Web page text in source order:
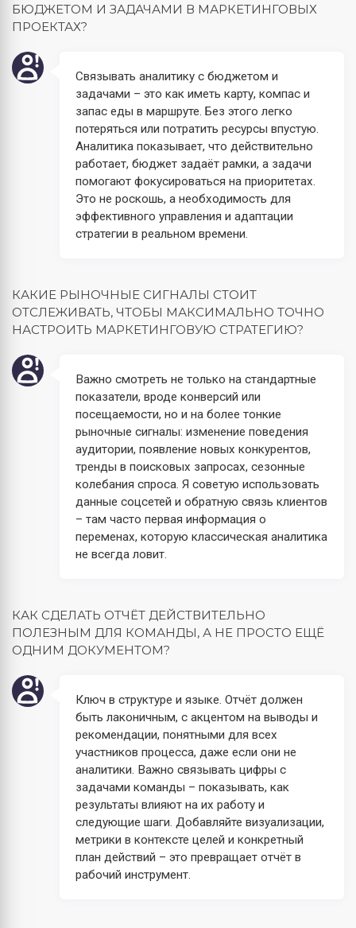
БЮДЖЕТОМ И ЗАДАЧАМИ В МАРКЕТИНГОВЫХ
ПРОЕКТАХ?
Связывать аналитику с бюджетом и
задачами – это как иметь карту, компас и
запас еды в маршруте. Без этого легко
потеряться или потратить ресурсы впустую.
Аналитика показывает, что действительно
работает, бюджет задаёт рамки, а задачи
помогают фокусироваться на приоритетах.
Это не роскошь, а необходимость для
эффективного управления и адаптации
стратегии в реальном времени.
КАКИЕ РЫНОЧНЫЕ СИГНАЛЫ СТОИТ
ОТСЛЕЖИВАТЬ, ЧТОБЫ МАКСИМАЛЬНО ТОЧНО
НАСТРОИТЬ МАРКЕТИНГОВУЮ СТРАТЕГИЮ?
Важно смотреть не только на стандартные
показатели, вроде конверсий или
посещаемости, но и на более тонкие
рыночные сигналы: изменение поведения
аудитории, появление новых конкурентов,
тренды в поисковых запросах, сезонные
колебания спроса. Я советую использовать
данные соцсетей и обратную связь клиентов
– там часто первая информация о
переменах, которую классическая аналитика
не всегда ловит.
КАК СДЕЛАТЬ ОТЧЁТ ДЕЙСТВИТЕЛЬНО
ПОЛЕЗНЫМ ДЛЯ КОМАНДЫ, А НЕ ПРОСТО ЕЩЁ
ОДНИМ ДОКУМЕНТОМ?
Ключ в структуре и языке. Отчёт должен
быть лаконичным, с акцентом на выводы и
рекомендации, понятными для всех
участников процесса, даже если они не
аналитики. Важно связывать цифры с
задачами команды – показывать, как
результаты влияют на их работу и
следующие шаги. Добавляйте визуализации,
метрики в контексте целей и конкретный
план действий – это превращает отчёт в
рабочий инструмент.